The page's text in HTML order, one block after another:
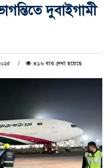
দুবাইগামী
৪১৬ বার দেখা হয়েছে